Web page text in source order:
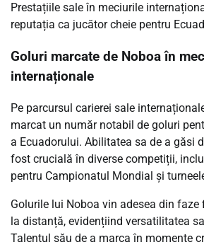
Prestațiile sale în meciurile
reputația ca jucător cheie pentru
Goluri marcate de Noboa în
internaționale
Pe parcursul carierei sale
marcat un număr notabil de goluri
a Ecuadorului. Abilitatea sa de a găsi
fost crucială în diverse competiții,
pentru Campionatul Mondial și
Golurile lui Noboa vin adesea din
la distanță, evidențiind versatilitatea
Talentul său de a marca în momente